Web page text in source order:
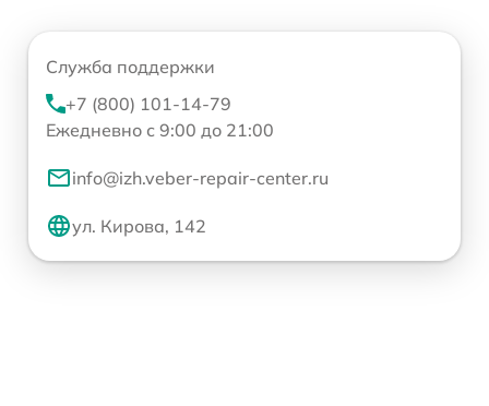
Служба поддержки
+7 (800) 101-14-79
Ежедневно с 9:00 до 21:00
info@izh.veber-repair-center.ru
ул. Кирова, 142